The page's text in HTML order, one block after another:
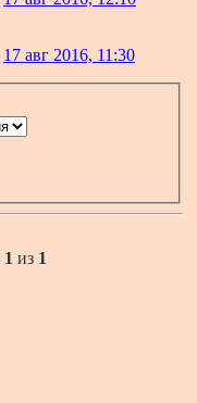
17 авг 2016, 11:30
1 из 1